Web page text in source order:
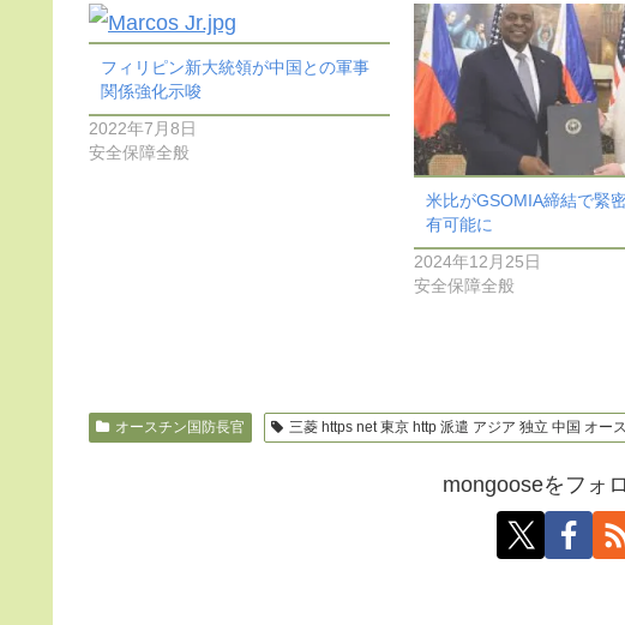
フィリピン新大統領が中国との軍事
関係強化示唆
2022年7月8日
安全保障全般
米比がGSOMIA締結で緊
有可能に
2024年12月25日
安全保障全般
オースチン国防長官 三菱 https net 東京 http 派遣 アジア 独立 中国 オー
mongooseをフォ